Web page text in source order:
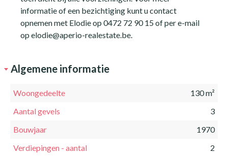
informatie of een bezichtiging kunt u contact
opnemen met Elodie op 0472 72 90 15 of per e-mail
op elodie@aperio-realestate.be.
Algemene informatie
Woongedeelte
130 m²
Aantal gevels
3
Bouwjaar
1970
Verdiepingen - aantal
2